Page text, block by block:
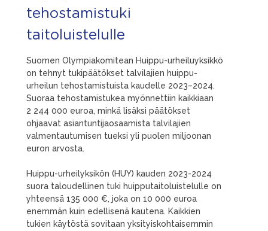
tehostamistuki
taitoluistelulle
Suomen Olympiakomitean Huippu-urheiluyksikkö
on tehnyt tukipäätökset talvilajien huippu-
urheilun tehostamistuista kaudelle 2023–2024.
Suoraa tehostamistukea myönnettiin kaikkiaan
2 244 000 euroa, minkä lisäksi päätökset
ohjaavat asiantuntijaosaamista talvilajien
valmentautumisen tueksi yli puolen miljoonan
euron arvosta.
Huippu-urheilyksikön (HUY) kauden 2023-2024
suora taloudellinen tuki huipputaitoluistelulle on
yhteensä 135 000 €, joka on 10 000 euroa
enemmän kuin edellisenä kautena. Kaikkien
tukien käytöstä sovitaan yksityiskohtaisemmin